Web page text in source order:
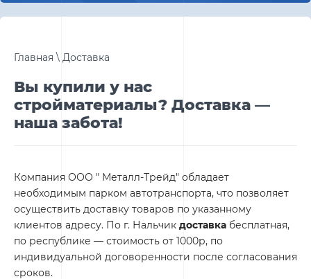
Главная \ Доставка
Вы купили у нас
стройматериалы? Доставка —
наша забота!
Компания ООО " Металл-Трейд" обладает
необходимым парком автотранспорта, что позволяет
осуществить доставку товаров по указанному
клиентов адресу. По г. Нальчик доставка бесплатная,
по республике — стоимость от 1000р, по
индивидуальной договоренности после согласования
сроков.